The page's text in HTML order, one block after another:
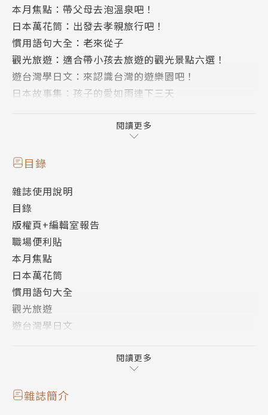
本月焦點：帶父母去泡溫泉吧！
日本萬花筒：出發去孝親旅行吧！
慣用語句大全：老來從子
觀光旅遊：適合帶小孩去旅遊的觀光景點六選！
遊台灣學日文：來認識台灣的遊樂園吧！
日本故事集：孩子的愛如雨連下三天
日本趨勢大搜查：大排長龍的美食第二集！
流行語精選：那個／迷人的
場大革命
日本娛樂最前線：宛如從二次元走出來的美貌 新田真
劍佑
主題式真人會話：告別時的說法
哪裡不對勁：不用聽到最後也能懂！方便的「陳述副
詞」
文法句型一本通：各種表達「範圍」的說法
JLPT模擬試題N3
閱讀更多
目錄
雜誌使用說明
目錄
版權頁+編輯室報告
職場便利貼
本月焦點
日本萬花筒
慣用語句大全
觀光旅遊
遊台灣學日文
每日一句
閱讀更多
雜誌簡介